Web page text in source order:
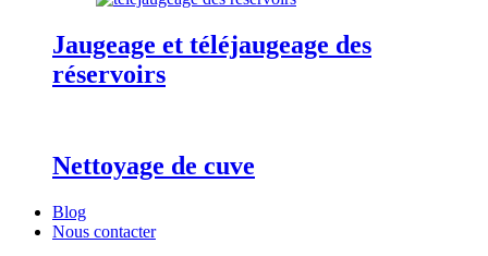
Jaugeage et téléjaugeage des
réservoirs
Nettoyage de cuve
Blog
Nous contacter